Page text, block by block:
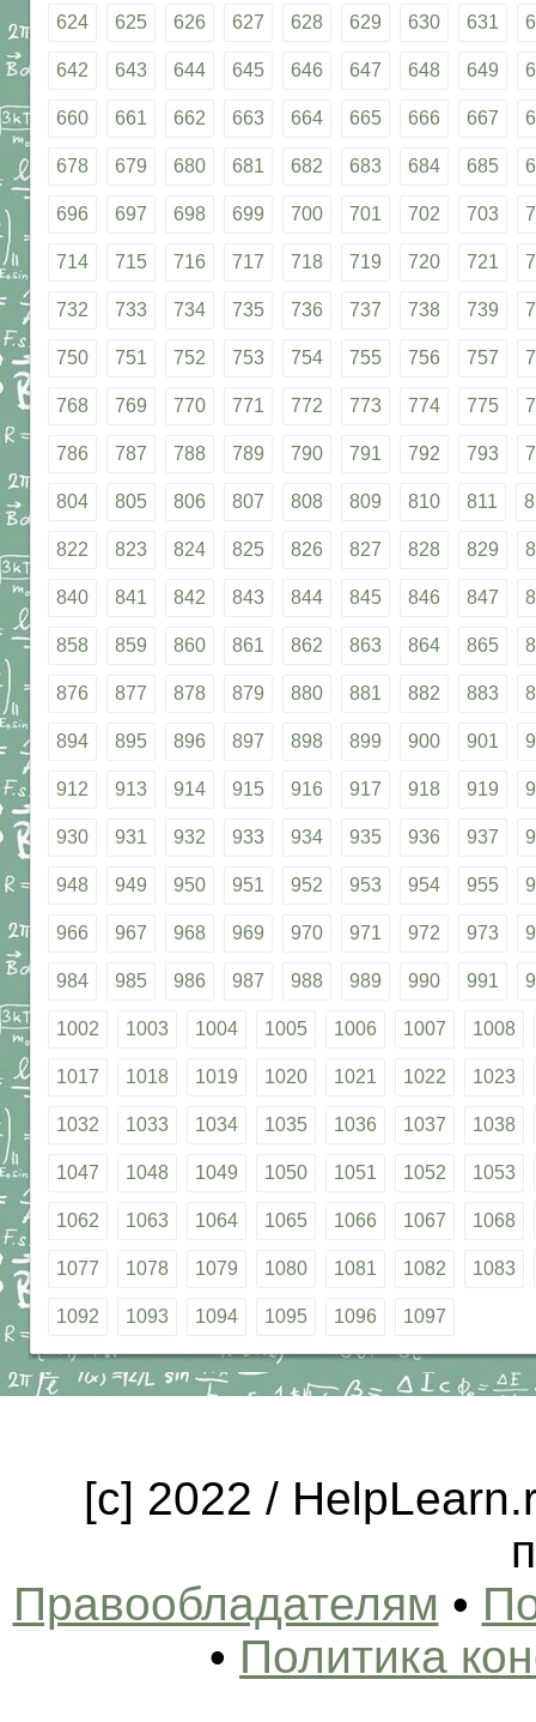
624 625 626 627 628 629 630 631
642 643 644 645 646 647 648 649
660 661 662 663 664 665 666 667
678 679 680 681 682 683 684 685
696 697 698 699 700 701 702 703
714 715 716 717 718 719 720 721
732 733 734 735 736 737 738 739
750 751 752 753 754 755 756 757
768 769 770 771 772 773 774 775
786 787 788 789 790 791 792 793
804 805 806 807 808 809 810 811
822 823 824 825 826 827 828 829
840 841 842 843 844 845 846 847
858 859 860 861 862 863 864 865
876 877 878 879 880 881 882 883
894 895 896 897 898 899 900 901
912 913 914 915 916 917 918 919
930 931 932 933 934 935 936 937
948 949 950 951 952 953 954 955
966 967 968 969 970 971 972 973
984 985 986 987 988 989 990 991
1002 1003 1004 1005 1006 1007 1008
1017 1018 1019 1020 1021 1022 1023
1032 1033 1034 1035 1036 1037 1038
1047 1048 1049 1050 1051 1052 1053
1062 1063 1064 1065 1066 1067 1068
1077 1078 1079 1080 1081 1082 1083
1092 1093 1094 1095 1096 1097
[c] 2022 /
Правообладателям •
• Политика